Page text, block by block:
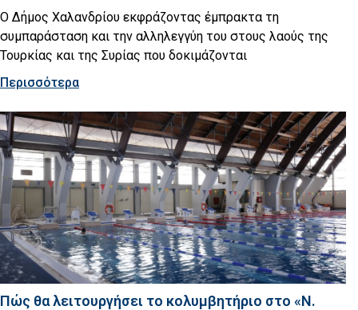
Ο Δήμος Χαλανδρίου εκφράζοντας έμπρακτα τη
συμπαράσταση και την αλληλεγγύη του στους λαούς της
Τουρκίας και της Συρίας που δοκιμάζονται
Περισσότερα
Πώς θα λειτουργήσει το κολυμβητήριο στο «Ν.